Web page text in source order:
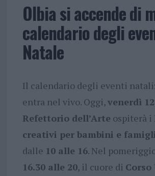
Olbia si accende di
calendario degli
Natale
Il calendario degli eventi
entra nel vivo. Oggi,venerdì 12
Refettorio dell’Arte ospiterà i
creativi per bambini e
dalle 10 alle 16. Nel
16.30 alle 20, il cuore di